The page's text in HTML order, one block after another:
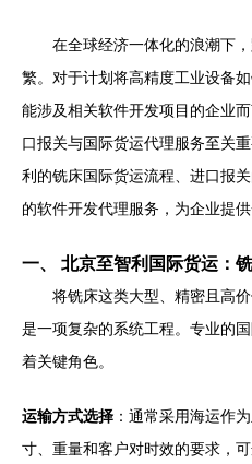
在全球经济一体化的浪潮下
繁。对于计划将高精度工业设备
能涉及相关软件开发项目的企业
口报关与国际货运代理服务至关
利的铣床国际货运流程、进口报
的软件开发代理服务，为企业提供
一、 北京至智利国际货运：
将铣床这类大型、精密且高
是一项复杂的系统工程。专业的
着关键角色。
运输方式选择 ：通常采用海运作
寸、重量和客户对时效的要求，